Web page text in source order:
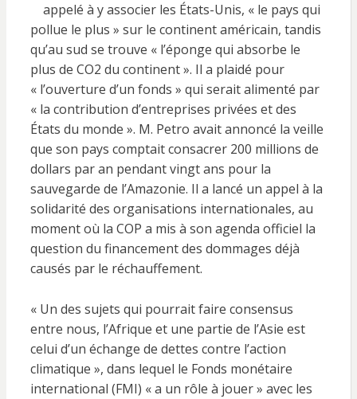
appelé à y associer les États-Unis, « le pays qui
pollue le plus » sur le continent américain, tandis
qu’au sud se trouve « l’éponge qui absorbe le
plus de CO2 du continent ». Il a plaidé pour
« l’ouverture d’un fonds » qui serait alimenté par
« la contribution d’entreprises privées et des
États du monde ». M. Petro avait annoncé la veille
que son pays comptait consacrer 200 millions de
dollars par an pendant vingt ans pour la
sauvegarde de l’Amazonie. Il a lancé un appel à la
solidarité des organisations internationales, au
moment où la COP a mis à son agenda officiel la
question du financement des dommages déjà
causés par le réchauffement.
« Un des sujets qui pourrait faire consensus
entre nous, l’Afrique et une partie de l’Asie est
celui d’un échange de dettes contre l’action
climatique », dans lequel le Fonds monétaire
international (FMI) « a un rôle à jouer » avec les